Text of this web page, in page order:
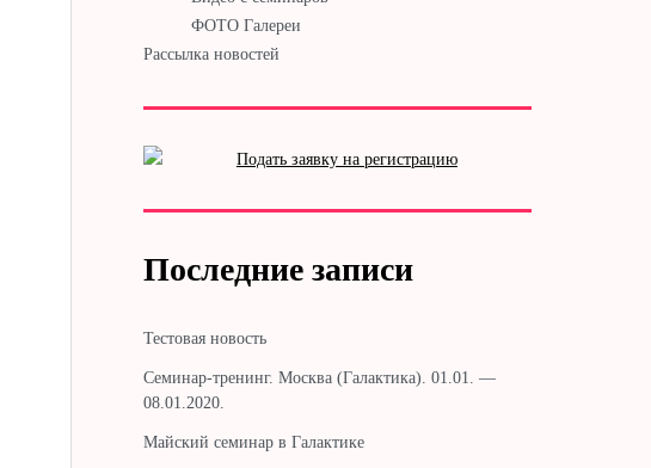
ФОТО Галереи
Рассылка новостей
Последние записи
Тестовая новость
Cеминар-тренинг. Москва (Галактика). 01.01. —
08.01.2020.
Майский семинар в Галактике